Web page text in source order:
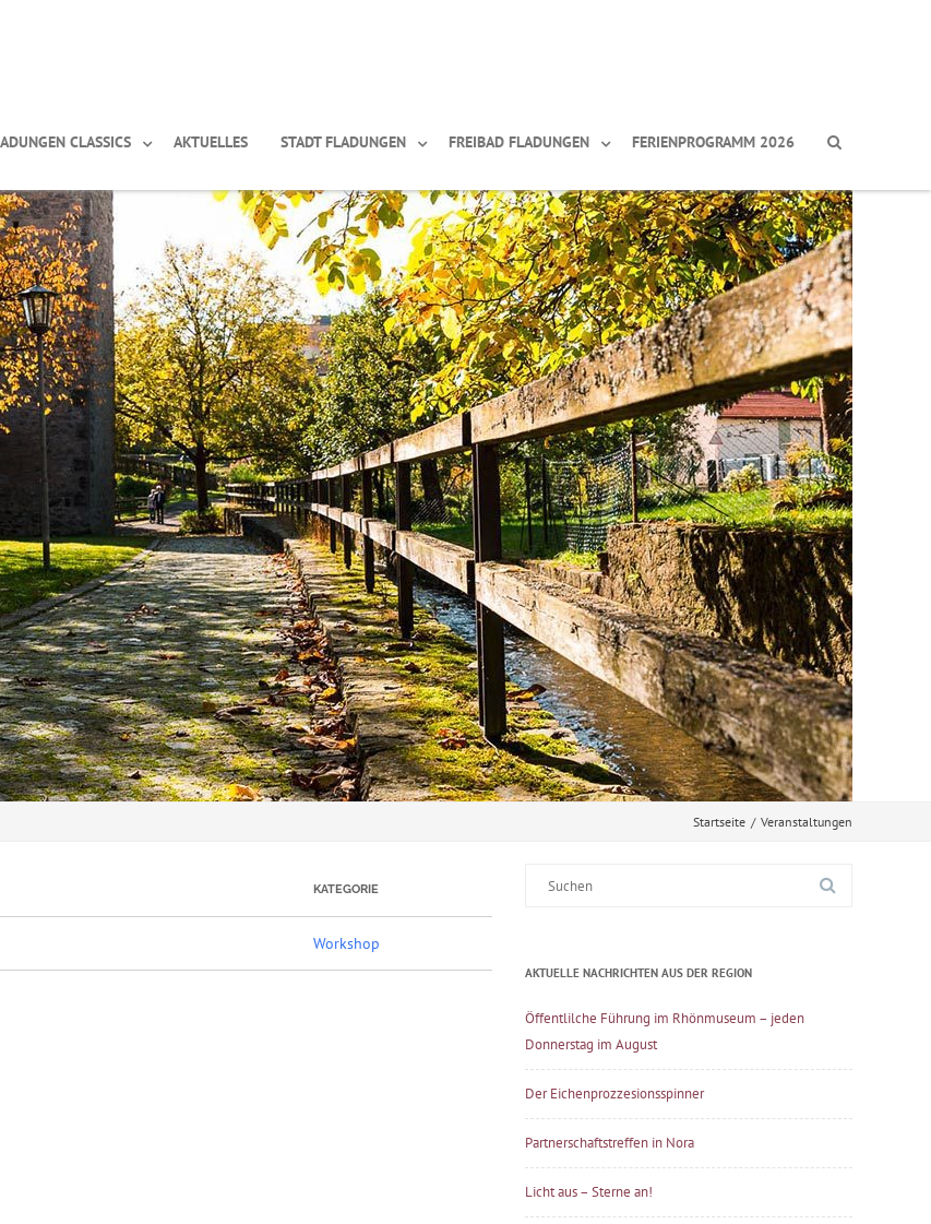
CLASSICS AKTUELLES STADT FLADUNGEN FREIBAD FLADUNGEN FERIENPROGRAMM 2026
Startseite / Veranstaltungen
KATEGORIE
Workshop
AKTUELLE NACHRICHTEN AUS DER REGION
Öffentlilche Führung im Rhönmuseum – jeden
Donnerstag im August
Der Eichenprozzesionsspinner
Partnerschaftstreffen in Nora
Licht aus – Sterne an!